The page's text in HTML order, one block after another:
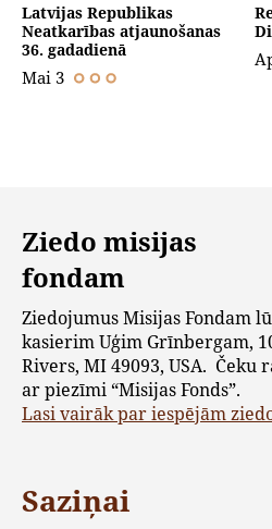
Latvijas Republikas
Neatkarības atjaunošanas
36. gadadienā
Mai 3
Ziedo misijas
fondam
Ziedojumus Misijas Fondam
kasierim Uģim Grīnbergam,
Rivers, MI 49093, USA. Čeku
ar piezīmi “Misijas Fonds”.
Lasi vairāk par iespējām
Saziņai